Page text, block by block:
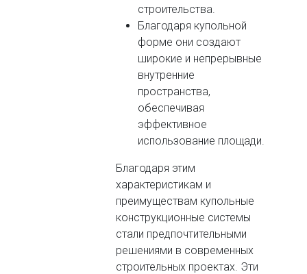
строительства.
Благодаря купольной
форме они создают
широкие и непрерывные
внутренние
пространства,
обеспечивая
эффективное
использование площади.
Благодаря этим
характеристикам и
преимуществам купольные
конструкционные системы
стали предпочтительными
решениями в современных
строительных проектах. Эти